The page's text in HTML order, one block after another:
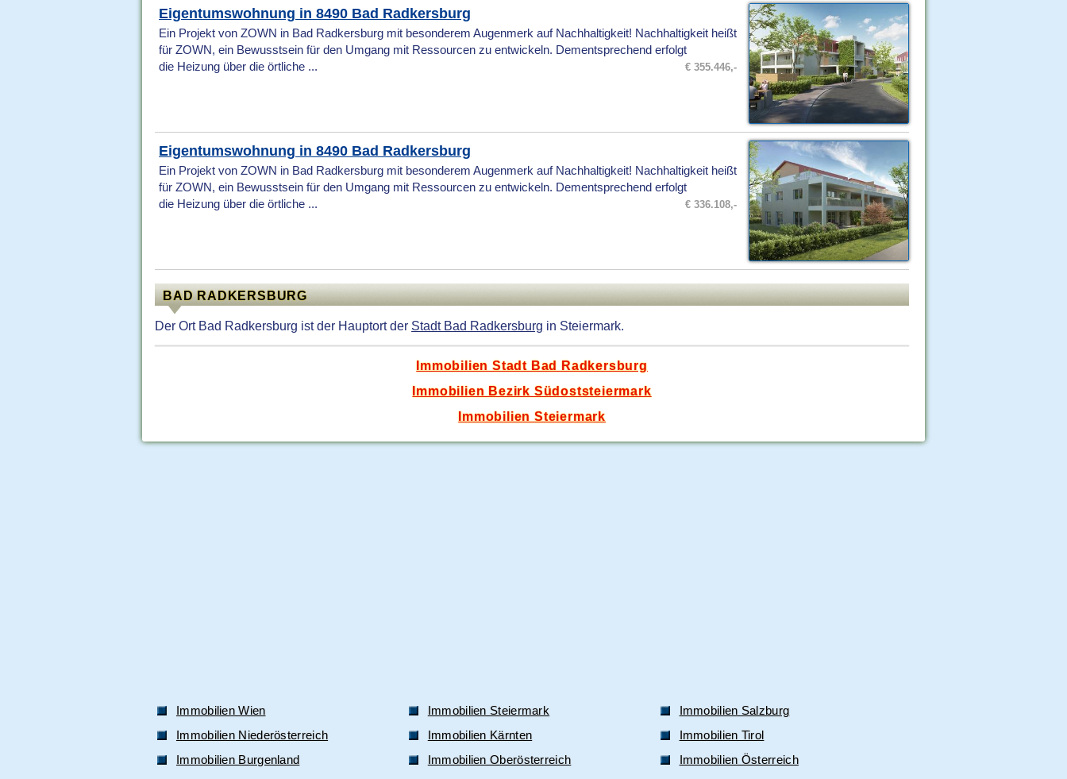
Eigentumswohnung in 8490 Bad Radkersburg
Ein Projekt von ZOWN in Bad Radkersburg mit besonderem Augenmerk auf Nachhaltigkeit! Nachhaltigkeit heißt
für ZOWN, ein Bewusstsein für den Umgang mit Ressourcen zu entwickeln. Dementsprechend erfolgt
die Heizung über die örtliche ...
€ 355.446,-
Eigentumswohnung in 8490 Bad Radkersburg
Ein Projekt von ZOWN in Bad Radkersburg mit besonderem Augenmerk auf Nachhaltigkeit! Nachhaltigkeit heißt
für ZOWN, ein Bewusstsein für den Umgang mit Ressourcen zu entwickeln. Dementsprechend erfolgt
die Heizung über die örtliche ...
€ 336.108,-
BAD RADKERSBURG
Der Ort Bad Radkersburg ist der Hauptort der Stadt Bad Radkersburg in Steiermark.
Immobilien Stadt Bad Radkersburg
Immobilien Bezirk Südoststeiermark
Immobilien Steiermark
Immobilien Wien
Immobilien Niederösterreich
Immobilien Burgenland
Immobilien Steiermark
Immobilien Kärnten
Immobilien Oberösterreich
Immobilien Salzburg
Immobilien Tirol
Immobilien Österreich